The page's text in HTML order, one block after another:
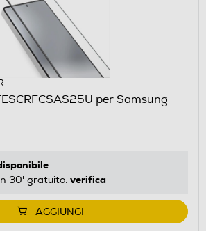
per Samsung
30' gratuito: verifica
AGGIUNGI